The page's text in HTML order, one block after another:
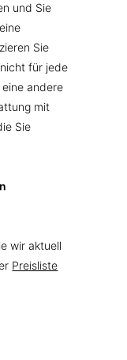
und Sie
Sie
für jede
andere
mit
Sie
wir aktuell
Preisliste